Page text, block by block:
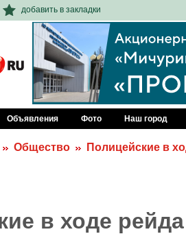
добавить в закладки
Объявления Фото Наш город
Общество Полицейские в
в ходе рейда